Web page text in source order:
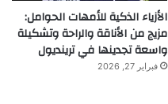
الأزياء الذكية للأمهات الحوامل:
مزيج من الأناقة والراحة وتشكيلة
واسعة تجدينها في ترينديول
فبراير 27, 2026